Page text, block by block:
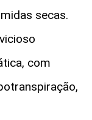
secas.
com